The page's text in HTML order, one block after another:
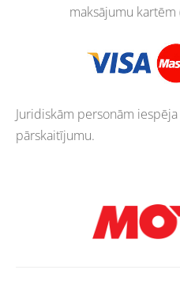
maksājumu kartēm
Juridiskām personām
pārskaitījumu.